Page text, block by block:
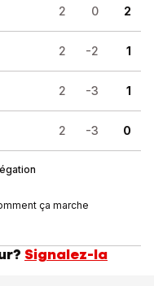
2 0 2
2 -2 1
2 -3 1
2 -3 0
ça marche
Signalez-la